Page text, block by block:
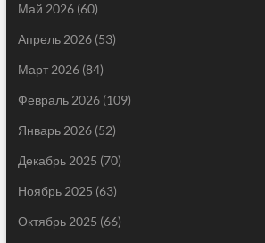
Май 2026(60)
Апрель 2026(53)
Март 2026(84)
Февраль 2026(109)
Январь 2026(52)
Декабрь 2025 (70)
Ноябрь 2025 (63)
Октябрь 2025 (66)